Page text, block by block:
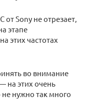
от Sony не отрезает,
этапе
этих частотах
во внимание
на этих очень
нужно так много